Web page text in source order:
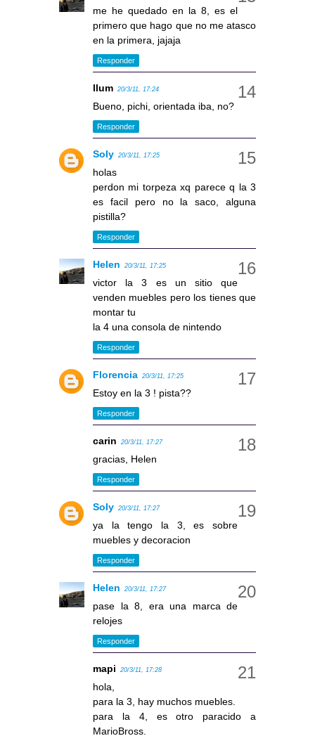
me he quedado en la 8, es el
primero que hago que no me atasco
en la primera, jajaja
Responder
llum 20/3/11, 17:24
Bueno, pichi, orientada iba, no?
Responder
Soly 20/3/11, 17:25
holas
perdon mi torpeza xq parece q la 3
es facil pero no la saco, alguna
pistilla?
Responder
Helen 20/3/11, 17:25
victor la 3 es un sitio que
venden muebles pero los tienes que
montar tu
la 4 una consola de nintendo
Responder
Florencia 20/3/11, 17:25
Estoy en la 3 ! pista??
Responder
carin 20/3/11, 17:27
gracias, Helen
Responder
Soly 20/3/11, 17:27
ya la tengo la 3, es sobre
muebles y decoracion
Responder
Helen 20/3/11, 17:27
pase la 8, era una marca de
relojes
Responder
mapi 20/3/11, 17:28
hola,
para la 3, hay muchos muebles.
para la 4, es otro paracido a
MarioBross.